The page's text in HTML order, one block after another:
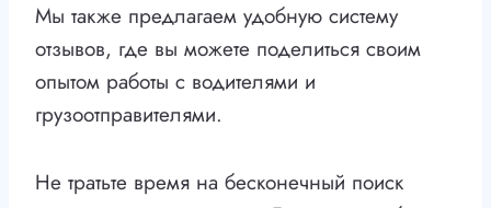
Мы также предлагаем удобную систему
отзывов, где вы можете поделиться своим
опытом работы с водителями и
грузоотправителями.
Не тратьте время на бесконечный поиск